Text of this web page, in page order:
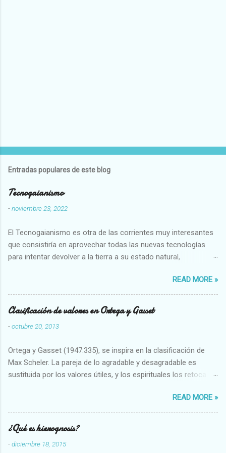
Entradas populares de este blog
Tecnogaianismo
-noviembre 23, 2022
El Tecnogaianismo es otra de las corrientes muy interesantes
que consistiría en aprovechar todas las nuevas tecnologías
para intentar devolver a la tierra a su estado natural,
READ MORE »
Clasificación de valores en Ortega y Gasset
-octubre 20, 2013
Ortega y Gasset (1947:335), se inspira en la clasificación de
Max Scheler. La pareja de lo agradable y desagradable es
sustituida por los valores útiles, y los espirituales los retoca.
Abundante-Escaso,etc 2 VITALES Sano-Enfermo Selecto-
Vulgar Enérgico-Inerte Fuerte-Débil,etc. 3 ESPIRITUALES a)
Intelectuales Conocimiento-Error Exacto-Aproximado
Evidente-Probable,etc b) Morales Bueno-malo Bondadoso-
malvado Justo-Injusto Escrupuloso-Relajado Leal-Desleal,etc.
READ MORE »
¿Qué es hierognosis?
-diciembre 18, 2015